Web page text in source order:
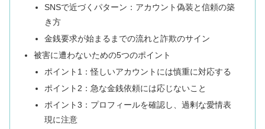
SNSで近づくパターン：アカウント偽装と信頼の築
き方
金銭要求が始まるまでの流れと詐欺のサイン
被害に遭わないための5つのポイント
ポイント1：怪しいアカウントには慎重に対応する
ポイント2：急な金銭依頼には応じないこと
ポイント3：プロフィールを確認し、過剰な愛情表
現に注意